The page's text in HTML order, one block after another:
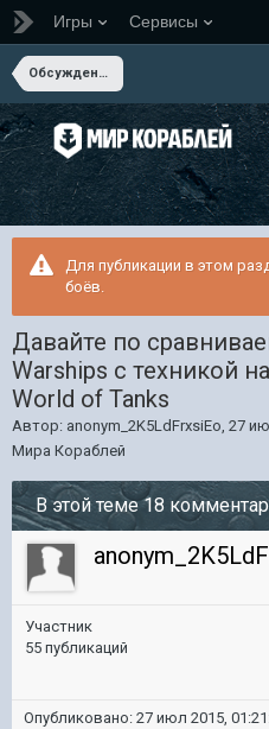
Игры Сервисы
Обсуждение Мира Кораблей
Для публикации в этом
боёв.
Давайте по
Warships с техникой
World of Tanks
Автор: anonym_2K5LdFrxsiEo, 27
Мира Кораблей
В этой теме 18
Участник
55 публикаций
Опубликовано: 27 июл 2015,